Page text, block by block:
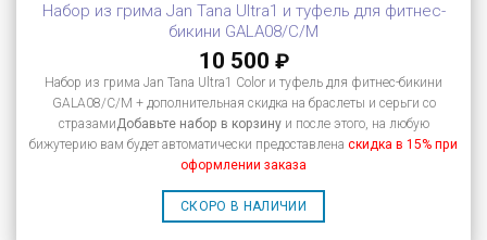
Набор из грима Jan Tana Ultra1 и туфель для фитнес-
бикини GALA08/C/M
10 500 ₽
Набор из грима Jan Tana Ultra1 Color и туфель для фитнес-бикини
GALA08/C/M + дополнительная скидка на браслеты и серьги со
стразами Добавьте набор в корзинуи после этого, на любую
бижутерию вам будет автоматически предоставлена скидка в 15% при
оформлении заказа
СКОРО В НАЛИЧИИ